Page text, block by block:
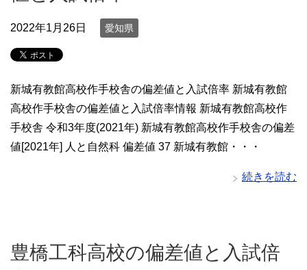
2022年1月26日 愛知県
新城有教館高校作手校舎の偏差値と入試倍率 新城有教館
高校作手校舎の偏差値と入試倍率情報 新城有教館高校作
手校舎 令和3年度(2021年) 新城有教館高校作手校舎の偏差
値[2021年] 人と自然科 偏差値 37 新城有教館・・・
続きを読む
豊橋工科高校の偏差値と入試倍